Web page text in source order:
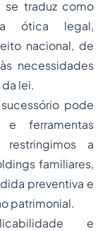
se traduz como
a ótica legal,
nacional, de
necessidades
lei.
pode
ferramentas
a
familiares,
preventiva e
patrimonial.
e